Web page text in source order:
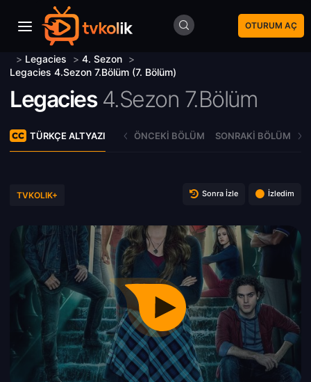
OTURUM AÇ
> Legacies > 4. Sezon >
Legacies 4.Sezon 7.Bölüm (7. Bölüm)
Legacies 4.Sezon 7.Bölüm
TÜRKÇE ALTYAZI ÖNCEKI BÖLÜM SONRAKI BÖLÜM
TVKOLIK+ Sonra İzle İzledim